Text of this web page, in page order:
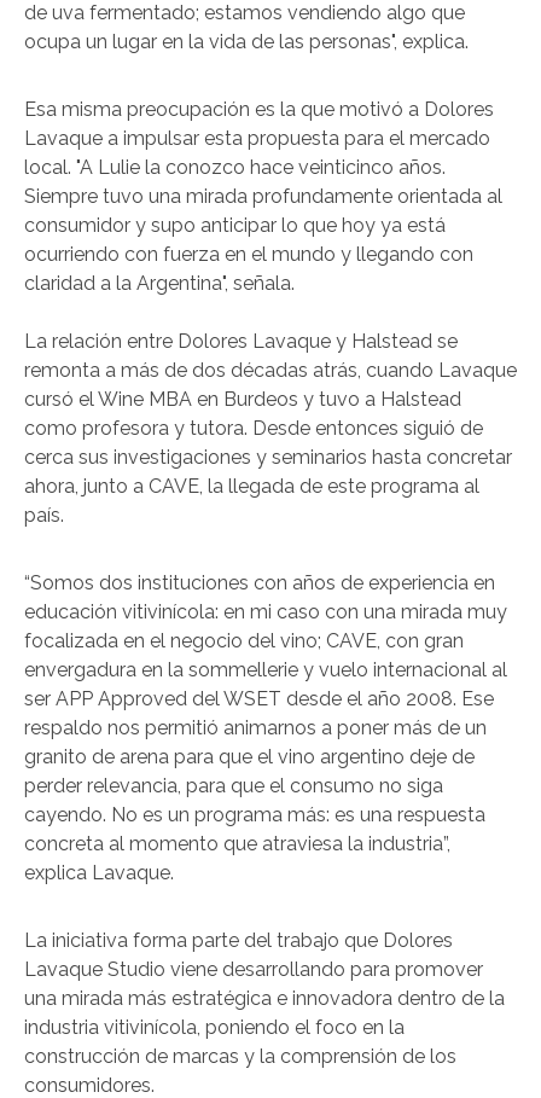
de uva fermentado; estamos vendiendo algo que
ocupa un lugar en la vida de las personas", explica.
Esa misma preocupación es la que motivó a Dolores
Lavaque a impulsar esta propuesta para el mercado
local. "A Lulie la conozco hace veinticinco años.
Siempre tuvo una mirada profundamente orientada al
consumidor y supo anticipar lo que hoy ya está
ocurriendo con fuerza en el mundo y llegando con
claridad a la Argentina", señala.
La relación entre Dolores Lavaque y Halstead se
remonta a más de dos décadas atrás, cuando Lavaque
cursó el Wine MBA en Burdeos y tuvo a Halstead
como profesora y tutora. Desde entonces siguió de
cerca sus investigaciones y seminarios hasta concretar
ahora, junto a CAVE, la llegada de este programa al
país.
“Somos dos instituciones con años de experiencia en
educación vitivinícola: en mi caso con una mirada muy
focalizada en el negocio del vino; CAVE, con gran
envergadura en la sommellerie y vuelo internacional al
ser APP Approved del WSET desde el año 2008. Ese
respaldo nos permitió animarnos a poner más de un
granito de arena para que el vino argentino deje de
perder relevancia, para que el consumo no siga
cayendo. No es un programa más: es una respuesta
concreta al momento que atraviesa la industria”,
explica Lavaque.
La iniciativa forma parte del trabajo que Dolores
Lavaque Studio viene desarrollando para promover
una mirada más estratégica e innovadora dentro de la
industria vitivinícola, poniendo el foco en la
construcción de marcas y la comprensión de los
consumidores.